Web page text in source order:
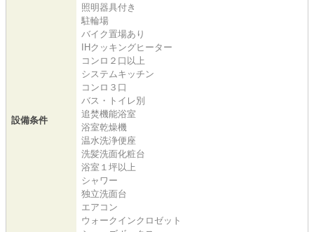
設備条件
照明器具付き
駐輪場
バイク置場あり
IHクッキングヒーター
コンロ２口以上
システムキッチン
コンロ３口
バス・トイレ別
追焚機能浴室
浴室乾燥機
温水洗浄便座
洗髪洗面化粧台
浴室１坪以上
シャワー
独立洗面台
エアコン
ウォークインクロゼット